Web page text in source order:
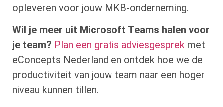
opleveren voor jouw MKB-onderneming.
Wil je meer uit Microsoft Teams halen voor
je team? Plan een gratis adviesgesprek met
eConcepts Nederland en ontdek hoe we de
productiviteit van jouw team naar een hoger
niveau kunnen tillen.